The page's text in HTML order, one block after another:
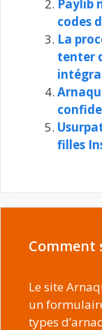
Paylib
codes
La
tenter
filles
Comment
Le site
un
types